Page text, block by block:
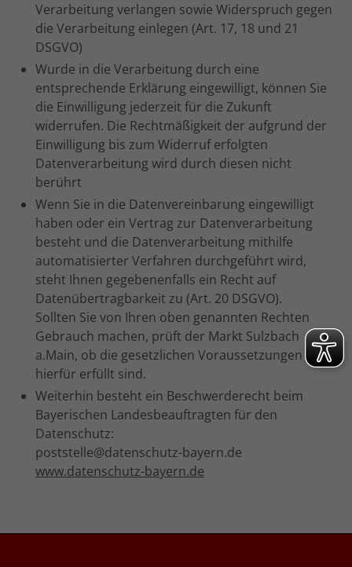
Verarbeitung verlangen sowie Widerspruch gegen
die Verarbeitung einlegen (Art. 17, 18 und 21
DSGVO)
Wurde in die Verarbeitung durch eine
entsprechende Erklärung eingewilligt, können Sie
die Einwilligung jederzeit für die Zukunft
widerrufen. Die Rechtmäßigkeit der aufgrund der
Einwilligung bis zum Widerruf erfolgten
Datenverarbeitung wird durch diesen nicht
berührt
Wenn Sie in die Datenvereinbarung eingewilligt
haben oder ein Vertrag zur Datenverarbeitung
besteht und die Datenverarbeitung mithilfe
automatisierter Verfahren durchgeführt wird,
steht Ihnen gegebenenfalls ein Recht auf
Datenübertragbarkeit zu (Art. 20 DSGVO).
Sollten Sie von Ihren oben genannten Rechten
Gebrauch machen, prüft der Markt Sulzbach
a.Main, ob die gesetzlichen Voraussetzungen
hierfür erfüllt sind.
Weiterhin besteht ein Beschwerderecht beim
Bayerischen Landesbeauftragten für den
Datenschutz:
poststelle@datenschutz-bayern.de
www.datenschutz-bayern.de